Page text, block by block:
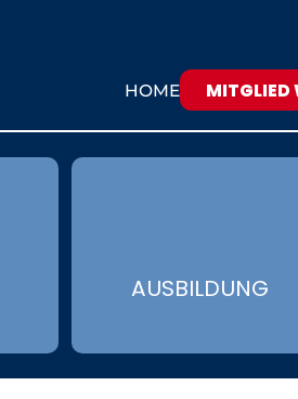
HOME MITGLIED
AUSBILDUNG